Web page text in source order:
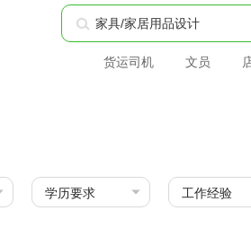
货运司机 文员
学历要求 工作经验